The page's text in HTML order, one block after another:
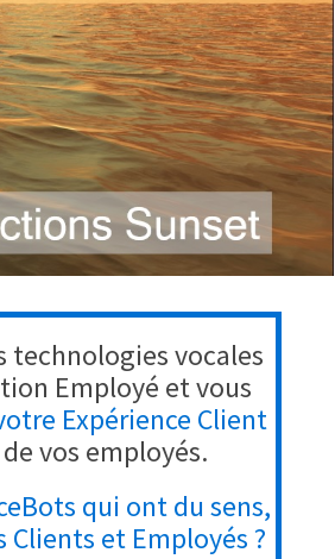
vocales
Employé et vous
Expérience Client
vos employés.
qui ont du sens,
et Employés ?